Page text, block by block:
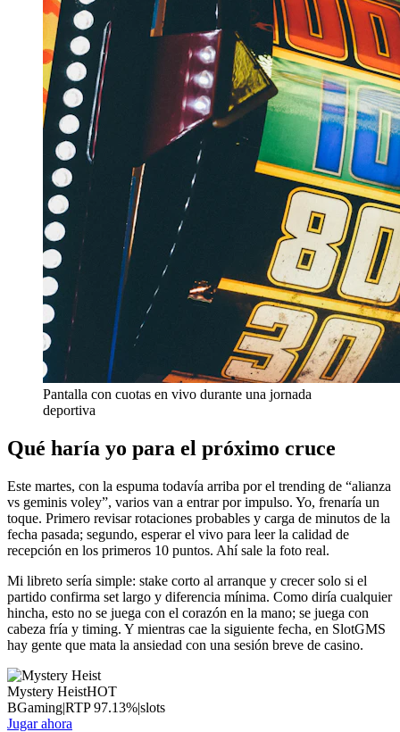
Pantalla con cuotas en vivo durante una jornada
deportiva
Qué haría yo para el próximo cruce
Este martes, con la espuma todavía arriba por el trending de “alianza
vs geminis voley”, varios van a entrar por impulso. Yo, frenaría un
toque. Primero revisar rotaciones probables y carga de minutos de la
fecha pasada; segundo, esperar el vivo para leer la calidad de
recepción en los primeros 10 puntos. Ahí sale la foto real.
Mi libreto sería simple: stake corto al arranque y crecer solo si el
partido confirma set largo y diferencia mínima. Como diría cualquier
hincha, esto no se juega con el corazón en la mano; se juega con
cabeza fría y timing. Y mientras cae la siguiente fecha, en SlotGMS
hay gente que mata la ansiedad con una sesión breve de casino.
Mystery HeistHOT
BGaming|RTP97.13%|slots
Jugar ahora